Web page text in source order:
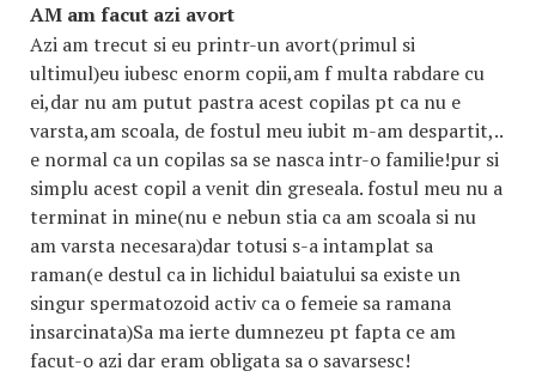
AM am facut azi avort
Azi am trecut si eu printr-un avort(primul si
ultimul)eu iubesc enorm copii,am f multa rabdare cu
ei,dar nu am putut pastra acest copilas pt ca nu e
varsta,am scoala, de fostul meu iubit m-am despartit,..
e normal ca un copilas sa se nasca intr-o familie!pur si
simplu acest copil a venit din greseala. fostul meu nu a
terminat in mine(nu e nebun stia ca am scoala si nu
am varsta necesara)dar totusi s-a intamplat sa
raman(e destul ca in lichidul baiatului sa existe un
singur spermatozoid activ ca o femeie sa ramana
insarcinata)Sa ma ierte dumnezeu pt fapta ce am
facut-o azi dar eram obligata sa o savarsesc!